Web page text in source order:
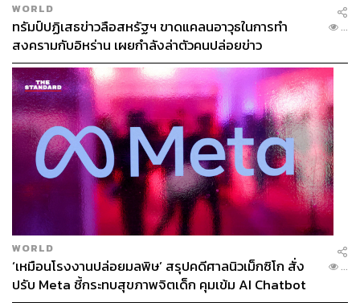
เอม-เอมอนันต์ อนันตลาโภชัย
ด้านนักจิตบำบัดอย่างเขื่อนเองก็ได้แชร์ประสบการณ์เกี่ยวกับ
ญาติผู้ใหญ่ที่บ้านเอาไว้ว่า เมื่อคนรุ่นก่อนเผลอแสดงคำพูดที่
อาจจะฟังดูแล้วเหยียดเพศหรือยังไม่เข้าใจถึงแนวคิดเรื่อง
ความเสมอภาคทางเพศ ซึ่งอาจจะเป็นสิ่งที่ไม่ได้อยู่ในมายด์
เซ็ตในยุคสมัยของเขา เราก็สามารถที่จะค่อยๆ อธิบายด้วยน้ำ
เสียงที่เป็นมิตรว่า สมัยนี้คนเราไม่สามารถและไม่ควรที่จะใช้
คำพูดอย่างนี้อีกต่อไปแล้ว พร้อมให้เหตุผลด้วยว่าทำไม ซึ่ง
ญาติผู้ใหญ่บางคนที่เปิดใจกว้างก็อาจสามารถที่จะยอมรับได้
อย่างที่เราไม่เคยนึกมาก่อนเลยก็ได้ ทั้งหมดนี้เป็นเรื่องของ
การให้การศึกษา สร้างความเข้าใจ สิ่งสำคัญคือเราไม่ควร
มุ่งที่จะโกรธกัน แต่ควรช่วยกันทำให้สังคมไทยได้พูดคุยแลก
เปลี่ยนเรียนรู้ซึ่งกันและกัน
WORLD
ทรัมป์ปฏิเสธข่าวลือสหรัฐฯ ขาดแคลนอาวุธในการทำ
สงครามกับอิหร่าน เผยกำลังล่าตัวคนปล่อยข่าว
...
WORLD
‘เหมือนโรงงานปล่อยมลพิษ’ สรุปคดีศาลนิวเม็กซิโก สั่ง
ปรับ Meta ชี้กระทบสุขภาพจิตเด็ก คุมเข้ม AI Chatbot
...